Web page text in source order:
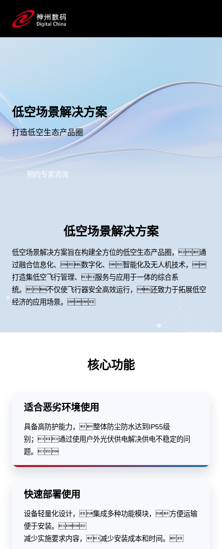
低空场景解决方案
打造低空生态产品圈
预约专家咨询
低空场景解决方案
低空场景解决方案旨在构建全方位的低空生态产品圈，通
过融合信息化、数字化、智能化及无人机技术，
打造集低空飞行管理、服务与应用于一体的综合系
统。不仅使飞行器安全高效运行，还致力于拓展低空
经济的应用场景。
核心功能
适合恶劣环境使用
具备高防护能力，整体防尘防水达到IP55级
别；通过使用户外光伏供电解决供电不稳定的问
题。
快速部署使用
设备轻量化设计，集成多种功能模块，方便运输
便于安装。
减少实施要求内容，减少安装成本和时间。